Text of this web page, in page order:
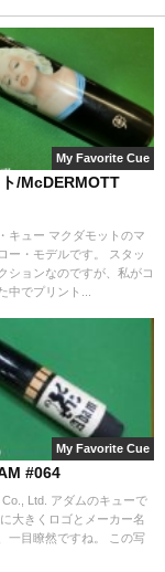
My Favorite Cue
/McDERMOTT
キュー マクダモットのマ
ー・モデルです。 スタッ
ションなのですが、私がコ
中でプリント...
My Favorite Cue
#064
Co., Ltd. アダムのキューで
大きくロゴとメーカー名
一目瞭然ですね。 この写